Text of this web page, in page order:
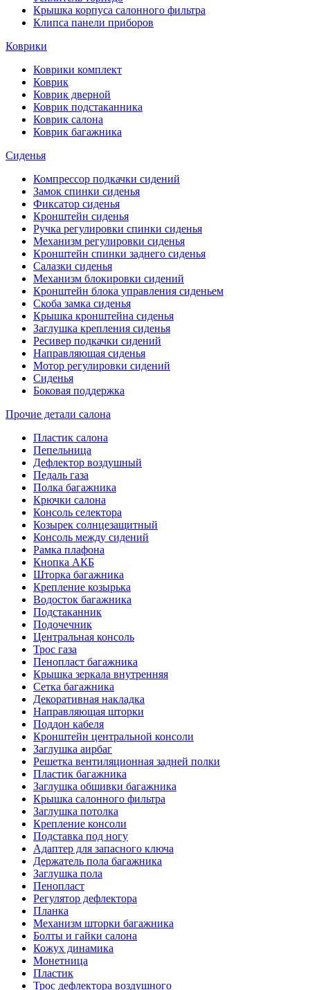
Крышка корпуса салонного фильтра
Клипса панели приборов
Коврики
Коврики комплект
Коврик
Коврик дверной
Коврик подстаканника
Коврик салона
Коврик багажника
Сиденья
Компрессор подкачки сидений
Замок спинки сиденья
Фиксатор сиденья
Кронштейн сиденья
Ручка регулировки спинки сиденья
Механизм регулировки сиденья
Кронштейн спинки заднего сиденья
Салазки сиденья
Механизм блокировки сидений
Кронштейн блока управления сиденьем
Скоба замка сиденья
Крышка кронштейна сиденья
Заглушка крепления сиденья
Ресивер подкачки сидений
Направляющая сиденья
Мотор регулировки сидений
Сиденья
Боковая поддержка
Прочие детали салона
Пластик салона
Пепельница
Дефлектор воздушный
Педаль газа
Полка багажника
Крючки салона
Консоль селектора
Козырек солнцезащитный
Консоль между сидений
Рамка плафона
Кнопка АКБ
Шторка багажника
Крепление козырька
Водосток багажника
Подстаканник
Подочечник
Центральная консоль
Трос газа
Пенопласт багажника
Крышка зеркала внутренняя
Сетка багажника
Декоративная накладка
Направляющая шторки
Поддон кабеля
Кронштейн центральной консоли
Заглушка аирбаг
Решетка вентиляционная задней полки
Пластик багажника
Заглушка обшивки багажника
Крышка салонного фильтра
Заглушка потолка
Крепление консоли
Подставка под ногу
Адаптер для запасного ключа
Держатель пола багажника
Заглушка пола
Пенопласт
Регулятор дефлектора
Планка
Механизм шторки багажника
Болты и гайки салона
Кожух динамика
Монетница
Пластик
Трос дефлектора воздушного